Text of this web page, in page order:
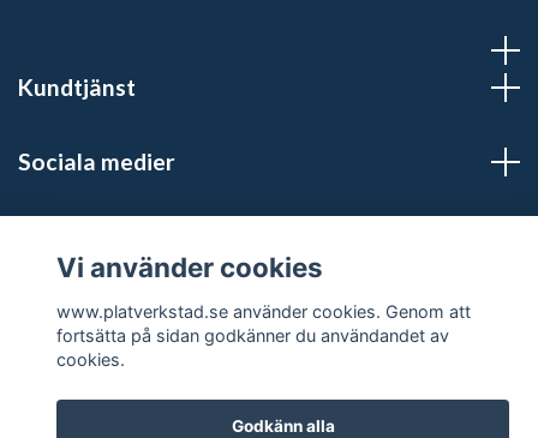
Kundtjänst
Sociala medier
Vi använder cookies
www.platverkstad.se använder cookies. Genom att
fortsätta på sidan godkänner du användandet av
cookies.
Godkänn alla